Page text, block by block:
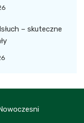
– skuteczne